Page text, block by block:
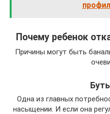
Почему ребенок
Причины могут быть
Одна из главных
насыщении. И если она